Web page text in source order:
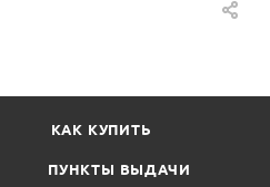
КАК КУПИТЬ
ПУНКТЫ ВЫДАЧИ